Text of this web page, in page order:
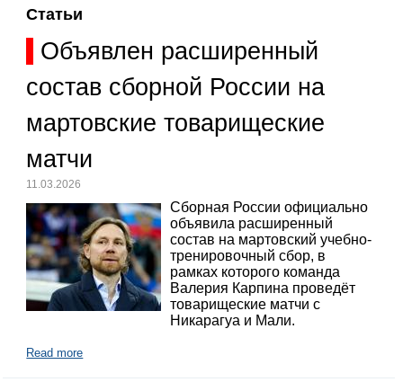
Статьи
Объявлен расширенный
состав сборной России на
мартовские товарищеские
матчи
11.03.2026
Сборная России официально
объявила расширенный
состав на мартовский учебно-
тренировочный сбор, в
рамках которого команда
Валерия Карпина проведёт
товарищеские матчи с
Никарагуа и Мали.
Read more